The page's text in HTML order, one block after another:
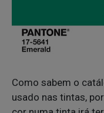
Como sabem o
usado nas tintas,